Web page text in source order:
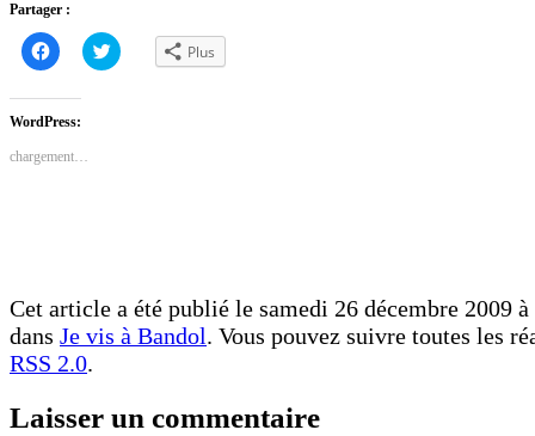
Partager :
Cliquez
pour
partager
Facebook(ouvre
dans
nouvelle
fenêtre)
Cliquez
pour Plus
WordPress:
chargement…
Cet article a été publié le samedi 26 décembre 2009 à
dans Je vis à Bandol. Vous pouvez suivre toutes les
RSS 2.0.
Laisser un commentaire